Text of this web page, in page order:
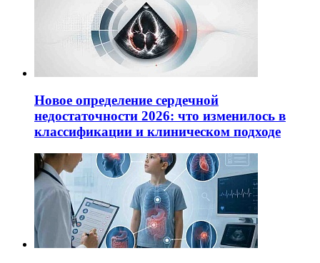
Новое определение сердечной
недостаточности 2026: что изменилось в
классификации и клиническом подходе